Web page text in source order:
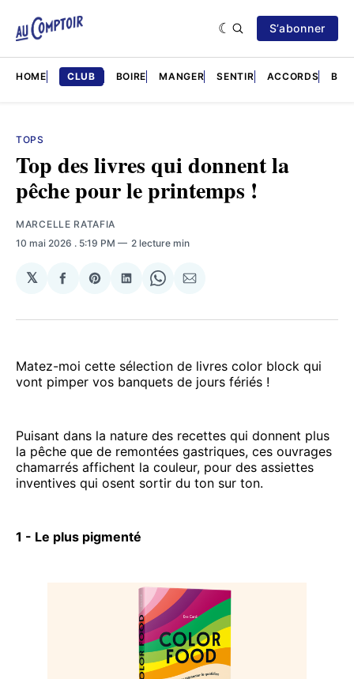
S’abonner
HOME CLUB BOIRE MANGER SENTIR ACCORDS
TOPS
Top des livres qui donnent la
pêche pour le printemps !
MARCELLE RATAFIA
10 mai 2026 . 5:19 PM 2 lecture min
𝕏
Partager
Facebook
Share
Pinterest
Partager
LinkedIn
Share
WhatsApp
Partager
Courriel
Matez-moi cette sélection de livres color block qui
vont pimper vos banquets de jours fériés !
Puisant dans la nature des recettes qui donnent plus
la pêche que de remontées gastriques, ces ouvrages
chamarrés affichent la couleur, pour des assiettes
inventives qui osent sortir du ton sur ton.
1 - Le plus pigmenté